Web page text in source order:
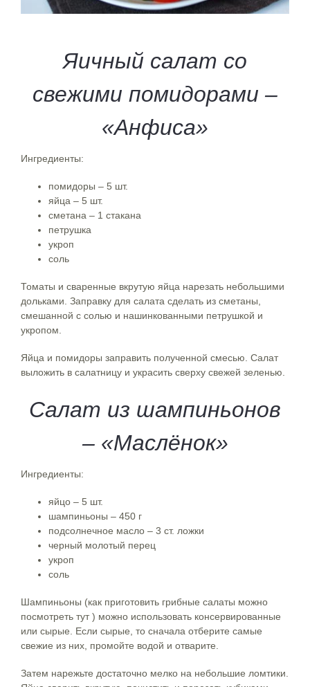
Яичный салат со
свежими помидорами –
«Анфиса»
Ингредиенты:
помидоры – 5 шт.
яйца – 5 шт.
сметана – 1 стакана
петрушка
укроп
соль
Томаты и сваренные вкрутую яйца нарезать небольшими
дольками. Заправку для салата сделать из сметаны,
смешанной с солью и нашинкованными петрушкой и
укропом.
Яйца и помидоры заправить полученной смесью. Салат
выложить в салатницу и украсить сверху свежей зеленью.
Салат из шампиньонов
– «Маслёнок»
Ингредиенты:
яйцо – 5 шт.
шампиньоны – 450 г
подсолнечное масло – 3 ст. ложки
черный молотый перец
укроп
соль
Шампиньоны (как приготовить грибные салаты можно
посмотреть тут ) можно использовать консервированные
или сырые. Если сырые, то сначала отберите самые
свежие из них, промойте водой и отварите.
Затем нарежьте достаточно мелко на небольшие ломтики.